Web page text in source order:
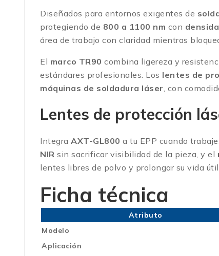
Diseñados para entornos exigentes de
protegiendo de 800 a 1100 nm con
área de trabajo con claridad mientras
El marco TR90 combina ligereza y
estándares profesionales. Los lentes de
máquinas de soldadura láser, con
Lentes de protección
Integra AXT-GL800 a tu EPP cuando
NIR sin sacrificar visibilidad de la pieza, y el
lentes libres de polvo y prolongar su vida
Ficha técnica
Atributo
Modelo
Aplicación